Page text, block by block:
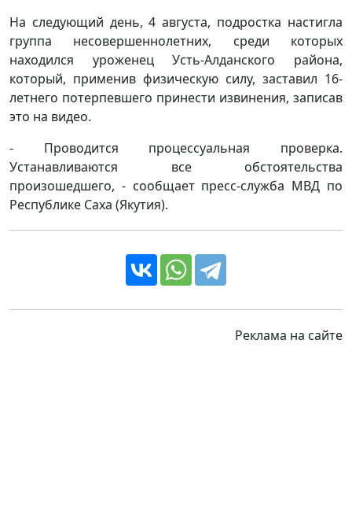
На следующий день, 4 августа, подростка настигла
группа несовершеннолетних, среди которых
находился уроженец Усть-Алданского района,
который, применив физическую силу, заставил 16-
летнего потерпевшего принести извинения, записав
это на видео.
- Проводится процессуальная проверка.
Устанавливаются все обстоятельства
произошедшего, - сообщает пресс-служба МВД по
Республике Саха (Якутия).
Реклама на сайте